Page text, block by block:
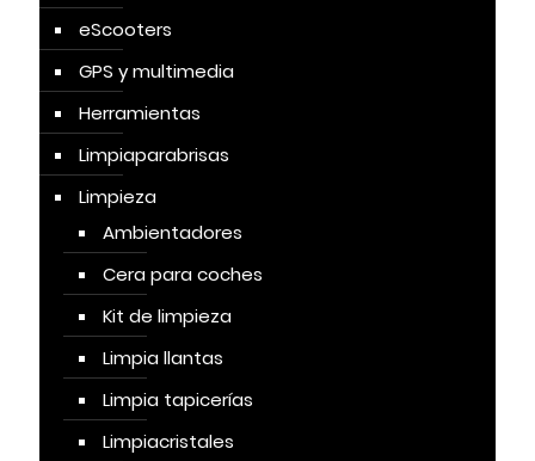
eScooters
GPS y multimedia
Herramientas
Limpiaparabrisas
Limpieza
Ambientadores
Cera para coches
Kit de limpieza
Limpia llantas
Limpia tapicerías
Limpiacristales